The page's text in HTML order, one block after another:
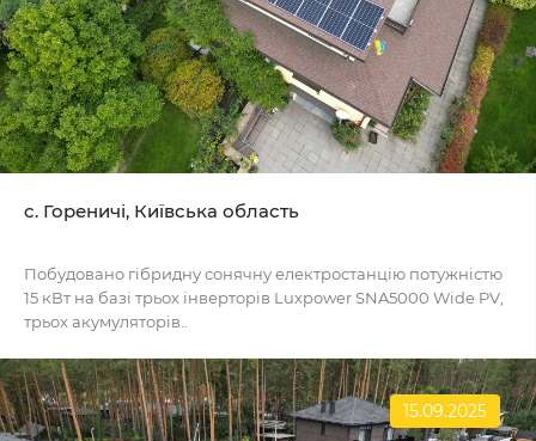
c. Гореничі, Київська область
Побудовано гібридну сонячну електростанцію потужністю
15 кВт на базі трьох інверторів Luxpower SNA5000 Wide PV,
трьох акумуляторів..
15.09.2025